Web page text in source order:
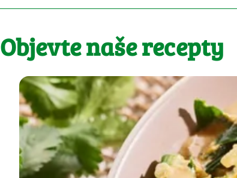
Objevte naše recepty